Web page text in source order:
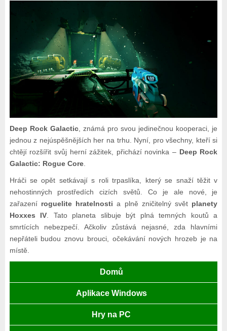
Deep Rock Galactic, známá pro svou jedinečnou kooperaci, je
jednou z nejúspěšnějších her na trhu. Nyní, pro všechny, kteří si
chtějí rozšířit svůj herní zážitek, přichází novinka – Deep Rock
Galactic: Rogue Core.
Hráči se opět setkávají s roli trpaslíka, který se snaží těžit v
nehostinných prostředích cizích světů. Co je ale nové, je
zařazení roguelite hratelnosti a plně zničitelný svět planety
Hoxxes IV . Tato planeta slibuje být plná temných koutů a
smrtících nebezpečí. Ačkoliv zůstává nejasné, zda hlavními
nepřáteli budou znovu brouci, očekávání nových hrozeb je na
místě.
Domů
Aplikace Windows
Hry na PC